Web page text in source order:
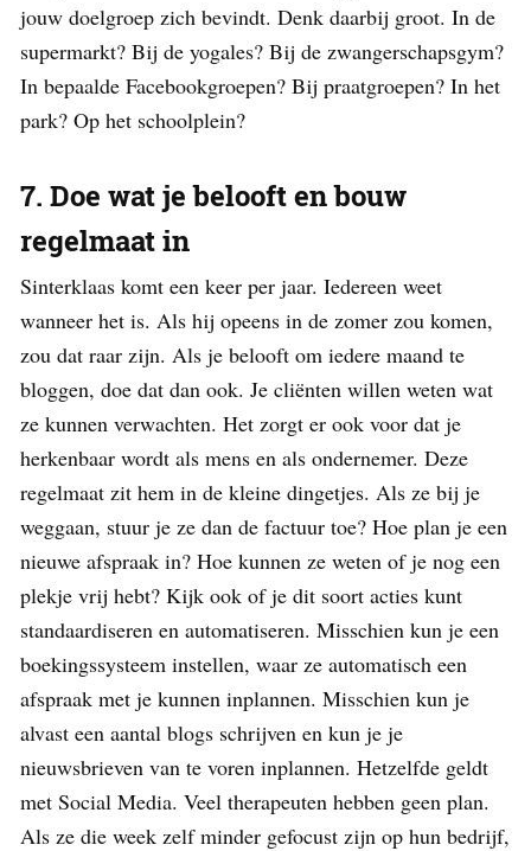
jouw doelgroep zich bevindt. Denk daarbij groot. In de
supermarkt? Bij de yogales? Bij de zwangerschapsgym?
In bepaalde Facebookgroepen? Bij praatgroepen? In het
park? Op het schoolplein?
7. Doe wat je belooft en bouw
regelmaat in
Sinterklaas komt een keer per jaar. Iedereen weet
wanneer het is. Als hij opeens in de zomer zou komen,
zou dat raar zijn. Als je belooft om iedere maand te
bloggen, doe dat dan ook. Je cliënten willen weten wat
ze kunnen verwachten. Het zorgt er ook voor dat je
herkenbaar wordt als mens en als ondernemer. Deze
regelmaat zit hem in de kleine dingetjes. Als ze bij je
weggaan, stuur je ze dan de factuur toe? Hoe plan je een
nieuwe afspraak in? Hoe kunnen ze weten of je nog een
plekje vrij hebt? Kijk ook of je dit soort acties kunt
standaardiseren en automatiseren. Misschien kun je een
boekingssysteem instellen, waar ze automatisch een
afspraak met je kunnen inplannen. Misschien kun je
alvast een aantal blogs schrijven en kun je je
nieuwsbrieven van te voren inplannen. Hetzelfde geldt
met Social Media. Veel therapeuten hebben geen plan.
Als ze die week zelf minder gefocust zijn op hun bedrijf,